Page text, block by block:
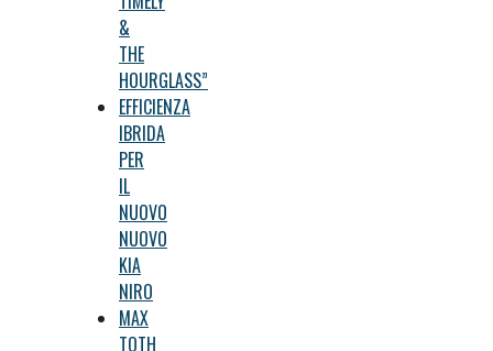
&
THE
HOURGLASS”
EFFICIENZA
IBRIDA
PER
IL
NUOVO
NUOVO
KIA
NIRO
MAX
TOTH